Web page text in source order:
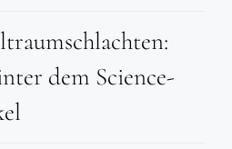
dem Science-